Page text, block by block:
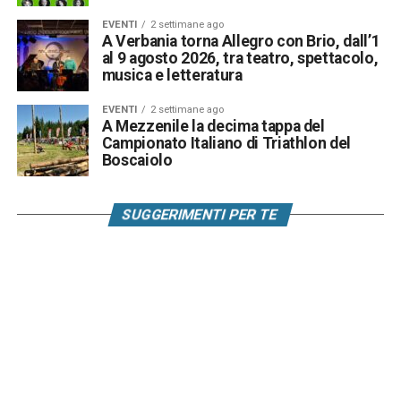
EVENTI 2 settimane ago
A Verbania torna Allegro con Brio, dall’1
al 9 agosto 2026, tra teatro, spettacolo,
musica e letteratura
EVENTI 2 settimane ago
A Mezzenile la decima tappa del
Campionato Italiano di Triathlon del
Boscaiolo
SUGGERIMENTI PER TE